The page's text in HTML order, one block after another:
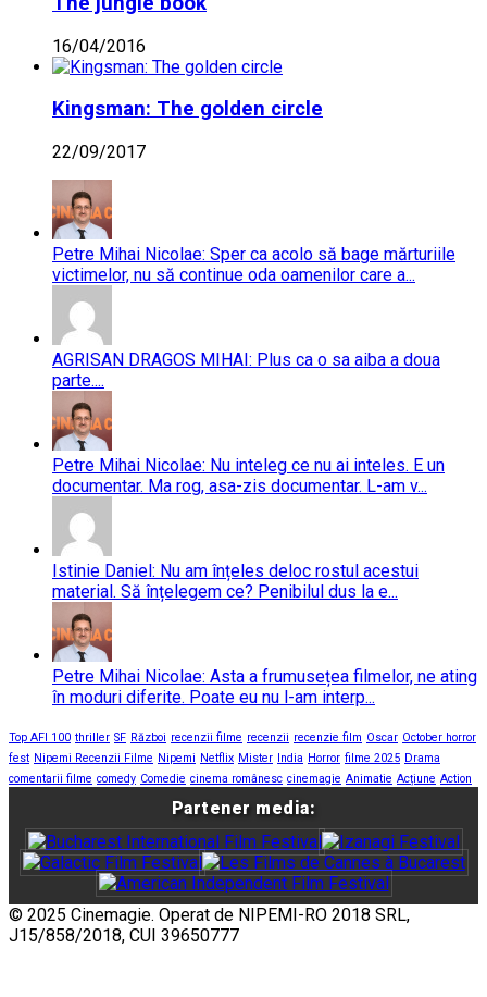
16/04/2016
Kingsman: The golden circle
22/09/2017
Petre Mihai Nicolae: Sper ca acolo să bage mărturiile
victimelor, nu să continue oda oamenilor care a...
AGRISAN DRAGOS MIHAI: Plus ca o sa aiba a doua
parte....
Petre Mihai Nicolae: Nu inteleg ce nu ai inteles. E un
documentar. Ma rog, asa-zis documentar. L-am v...
Istinie Daniel: Nu am înțeles deloc rostul acestui
material. Să înțelegem ce? Penibilul dus la e...
Petre Mihai Nicolae: Asta a frumusețea filmelor, ne ating
în moduri diferite. Poate eu nu l-am interp...
Top AFI 100 thriller SF Război recenzii filme recenzii recenzie film Oscar October horror
fest Nipemi Recenzii Filme Nipemi Netflix Mister India Horror filme 2025 Drama
comentarii filme comedy Comedie cinema românesc cinemagie Animatie Acțiune Action
Partener media:
© 2025 Cinemagie. Operat de NIPEMI-RO 2018 SRL,
J15/858/2018, CUI 39650777